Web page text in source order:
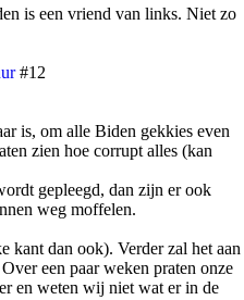
is een vriend van links. Niet zo
#12
is, om alle Biden gekkies even
zien hoe corrupt alles (kan
gepleegd, dan zijn er ook
weg moffelen.
kant dan ook). Verder zal het aan
een paar weken praten onze
en weten wij niet wat er in de